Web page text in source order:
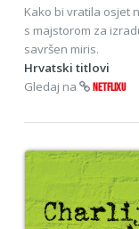
Kako bi vratila osjet
s majstorom za
savršen miris.
Hrvatski titlovi
Gledaj na
NETFLIXU